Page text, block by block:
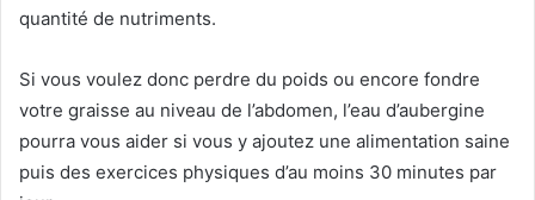
quantité de nutriments.
Si vous voulez donc perdre du poids ou encore fondre
votre graisse au niveau de l’abdomen, l’eau d’aubergine
pourra vous aider si vous y ajoutez une alimentation saine
puis des exercices physiques d’au moins 30 minutes par